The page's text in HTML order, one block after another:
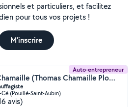
et particuliers, et facilitez
pour tous vos projets !
M'inscrire
Auto-entrepreneur
Thomas Chamaille (Thomas Chamaille Plomberie)
Cé (Pouillé-Saint-Aubin)
avis)